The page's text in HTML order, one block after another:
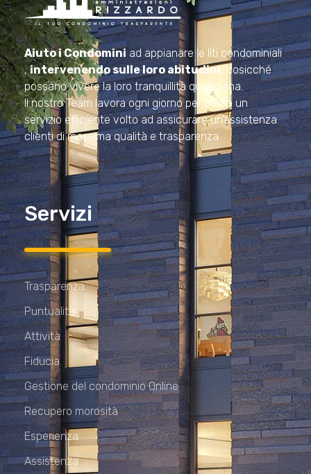
Amministrazioni Rizzardo
Il tuo condominio trasparente
Aiuto i Condominiad appianare le liti condominiali
,intervenendo sulle loro abitudini, cosicché
possano vivere la loro tranquillità quotidiana.
Il nostro Team lavora ogni giorno per offrire un
servizio efficiente volto ad assicurare un’assistenza
clienti di massima qualità e trasparenza.
Servizi
Trasparenza
Puntualità
Attività
Fiducia
Gestione del condominio Online
Recupero morosità
Esperienza
Assistenza